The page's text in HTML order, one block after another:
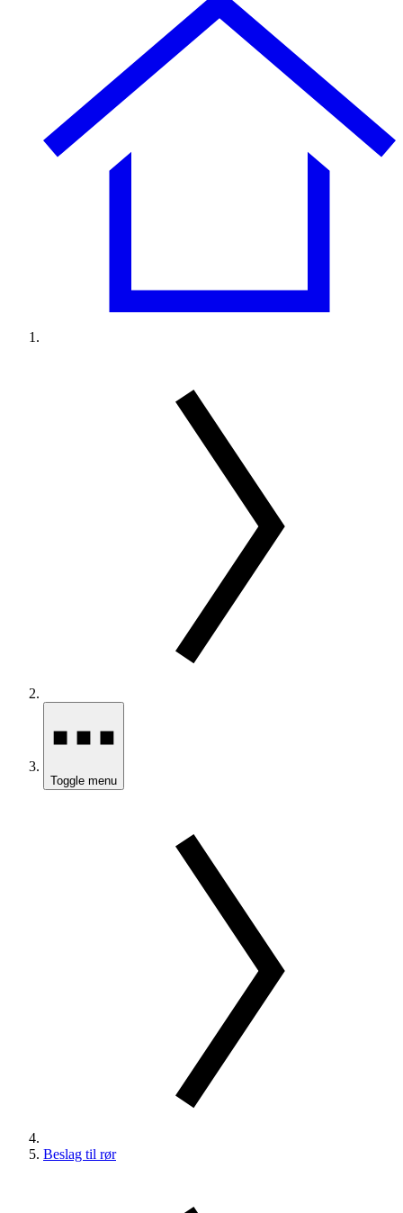
Toggle menu
Beslag til rør